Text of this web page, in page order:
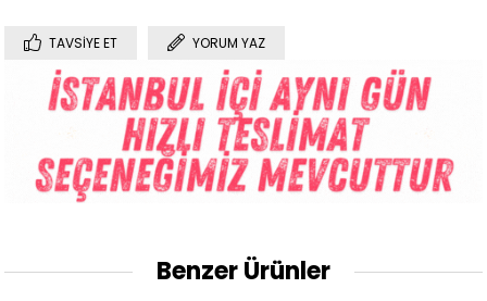
TAVSIYE ET YORUM YAZ
Benzer Ürünler